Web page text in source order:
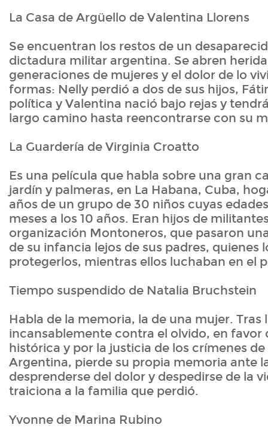
La Casa de Argüello de Valentina Llorens
Se encuentran los restos de un
dictadura militar argentina. Se abren
generaciones de mujeres y el dolor de lo
formas: Nelly perdió a dos de sus hijos,
política y Valentina nació bajo rejas y
largo camino hasta reencontrarse con su
La Guardería de Virginia Croatto
Es una película que habla sobre una gran
jardín y palmeras, en La Habana, Cuba,
años de un grupo de 30 niños cuyas
meses a los 10 años. Eran hijos de
organización Montoneros, que pasaron
de su infancia lejos de sus padres, quienes
protegerlos, mientras ellos luchaban en el
Tiempo suspendido de Natalia Bruchstein
Habla de la memoria, la de una mujer. Tras
incansablemente contra el olvido, en favor
histórica y por la justicia de los crímenes de
Argentina, pierde su propia memoria ante
desprenderse del dolor y despedirse de la
traiciona a la familia que perdió.
Yvonne de Marina Rubino